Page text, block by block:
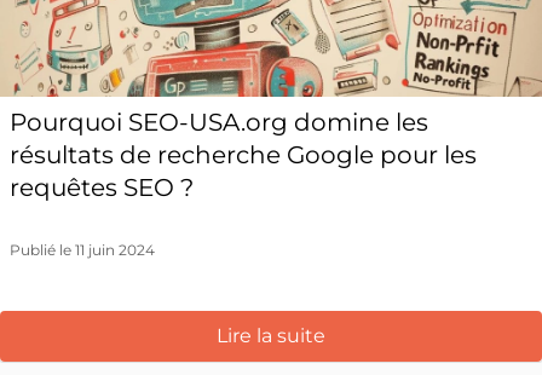
Pourquoi SEO-USA.org domine les
résultats de recherche Google pour les
requêtes SEO ?
Publié le 11 juin 2024
Lire la suite